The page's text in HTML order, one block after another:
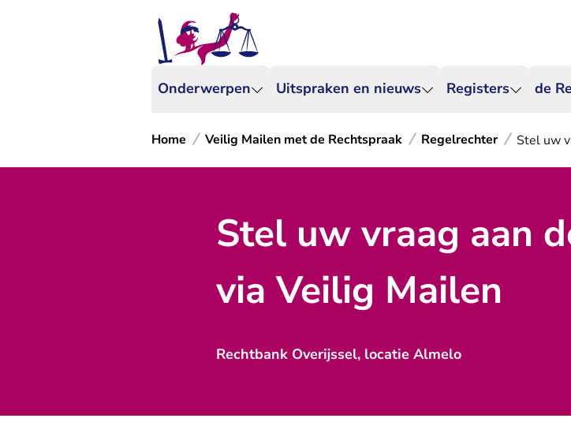
Onderwerpen Uitspraken en nieuws Registers de
Home Veilig Mailen met de Rechtspraak Regelrechter Stel uw
Stel uw vraag aan
via Veilig Mailen
Rechtbank Overijssel, locatie Almelo